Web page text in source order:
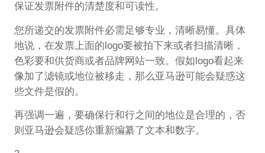
保证发票附件的清楚度和可读性。
您所递交的发票附件必需足够专业，清晰易懂。具体
地说，在发票上面的logo要被拍下来或者扫描清晰，
色彩要和供货商或者品牌网站一致。假如logo看起来
像加了滤镜或地位被移走，那么亚马逊可能会疑惑这
些文件是假的。
再强调一遍，要确保行和行之间的地位是合理的，否
则亚马逊会疑惑你重新编纂了文本和数字。